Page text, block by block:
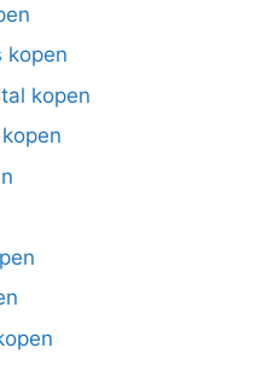
kopen
kopen